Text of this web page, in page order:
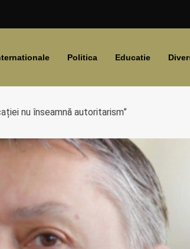
Politica Educatie
nu înseamnă autoritarism”